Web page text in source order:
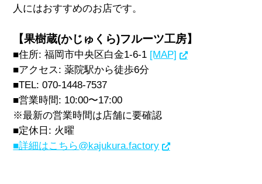
人にはおすすめのお店です。
【果樹蔵(かじゅくら)フルーツ工房】
■住所:福岡市中央区白金1-6-1 [MAP]
■アクセス:薬院駅から徒歩6分
■TEL: 070-1448-7537
■営業時間: 10:00〜17:00
※最新の営業時間は店舗に要確認
■定休日 : 火曜
■詳細はこちら@kajukura.factory